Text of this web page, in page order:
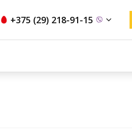
+375 (29) 218-91-15